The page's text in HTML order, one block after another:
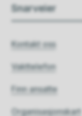
Snarveier
Kontakt oss
Vakttelefon
Finn ansatte
Organisasjonskart